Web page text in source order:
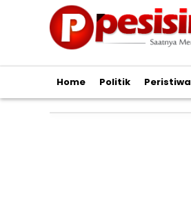
Home Politik Peristiwa